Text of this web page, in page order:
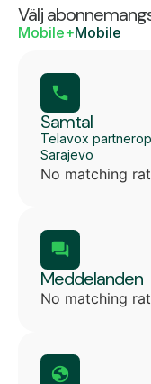
Välj
Mobile+Mobile
Samtal
Telavox
Sarajevo
No matching
Meddelanden
No matching